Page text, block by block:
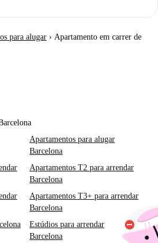
para alugar › Apartamento em carrer de
Apartamentos para alugar
Barcelona
Apartamentos T2 para arrendar
Barcelona
Apartamentos T3+ para arrendar
Barcelona
Estúdios para arrendar
Barcelona